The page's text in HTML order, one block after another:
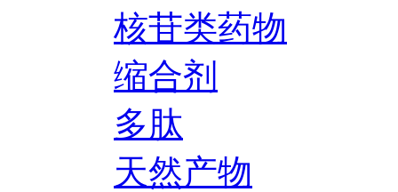
核苷类药物
缩合剂
多肽
天然产物